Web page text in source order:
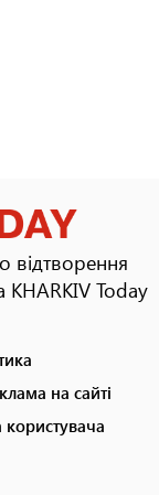
відтворення
KHARKIV Today
на сайті
користувача